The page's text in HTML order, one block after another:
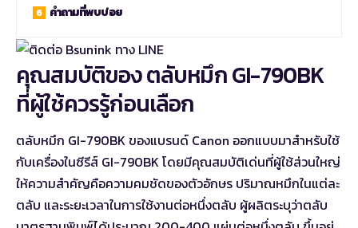
คำถามที่พบบ่อย
คุณสมบัติของ ตลับหมึก GI-790BK
ที่ผู้ใช้ควรรู้ก่อนเลือก
ตลับหมึก GI-790BK ของแบรนด์ Canon ออกแบบมาสำหรับใช้
กับเครื่องในซีรีส์ GI-790BK โดยมีคุณสมบัติเด่นที่ผู้ใช้ส่วนใหญ่
ให้ความสำคัญคือความคมชัดของตัวอักษร ปริมาณหมึกในแต่ละ
ตลับ และระยะเวลาในการใช้งานต่อหนึ่งตลับ ผู้ผลิตระบุว่าตลับ